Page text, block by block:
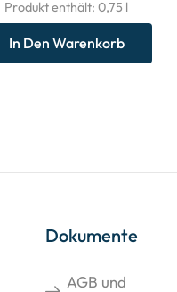
Produkt enthält: 0,75 l
In Den Warenkorb
Dokumente
AGB und